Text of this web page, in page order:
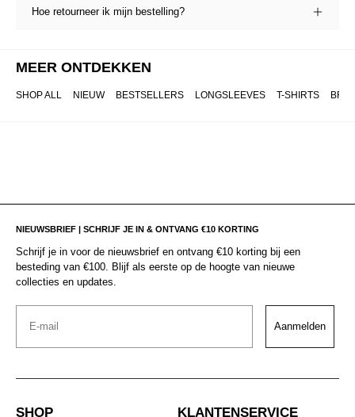
Hoe retourneer ik mijn bestelling?
MEER ONTDEKKEN
SHOP ALL NIEUW BESTSELLERS LONGSLEEVES T-SHIRTS
NIEUWSBRIEF | SCHRIJF JE IN & ONTVANG €10 KORTING
Schrijf je in voor de nieuwsbrief en ontvang €10 korting bij een
besteding van €100. Blijf als eerste op de hoogte van nieuwe
collecties en updates.
Email
Aanmelden
SHOP KLANTENSERVICE